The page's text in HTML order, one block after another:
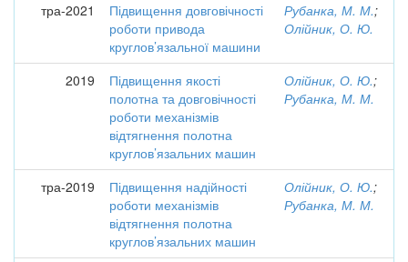
тра-2021
Підвищення довговічності
роботи привода
круглов’язальної машини
Рубанка, М. М.;
Олійник, О. Ю.
2019
Підвищення якості
полотна та довговічності
роботи механізмів
відтягнення полотна
круглов’язальних машин
Олійник, О. Ю.;
Рубанка, М. М.
тра-2019
Підвищення надійності
роботи механізмів
відтягнення полотна
круглов’язальних машин
Олійник, О. Ю.;
Рубанка, М. М.